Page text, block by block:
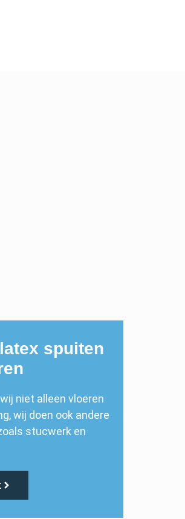
spuiten
niet alleen vloeren
wij doen ook andere
stucwerk en